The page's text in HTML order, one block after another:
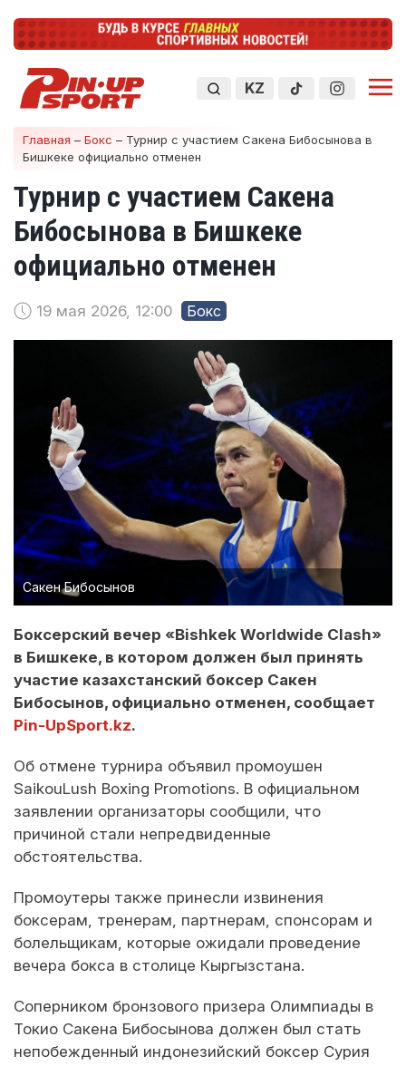
KZ
Главная – Бокс – Турнир с участием Сакена Бибосынова в
Бишкеке официально отменен
Турнир с участием Сакена
Бибосынова в Бишкеке
официально отменен
19 мая 2026, 12:00 Бокс
Сакен Бибосынов
Боксерский вечер «Bishkek Worldwide Clash»
в Бишкеке, в котором должен был принять
участие казахстанский боксер Сакен
Бибосынов, официально отменен, сообщает
Pin-UpSport.kz.
Об отмене турнира объявил промоушен
SaikouLush Boxing Promotions. В официальном
заявлении организаторы сообщили, что
причиной стали непредвиденные
обстоятельства.
Промоутеры также принесли извинения
боксерам, тренерам, партнерам, спонсорам и
болельщикам, которые ожидали проведение
вечера бокса в столице Кыргызстана.
Соперником бронзового призера Олимпиады в
Токио Сакена Бибосынова должен был стать
непобежденный индонезийский боксер Сурия